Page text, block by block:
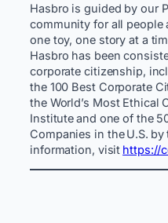
Hasbro is guided by our
community for all people
one toy, one story at a
Hasbro has been
corporate citizenship,
the 100 Best Corporate
the World’s Most Ethical
Institute and one of the
Companies in the U.S.
information, visit https://